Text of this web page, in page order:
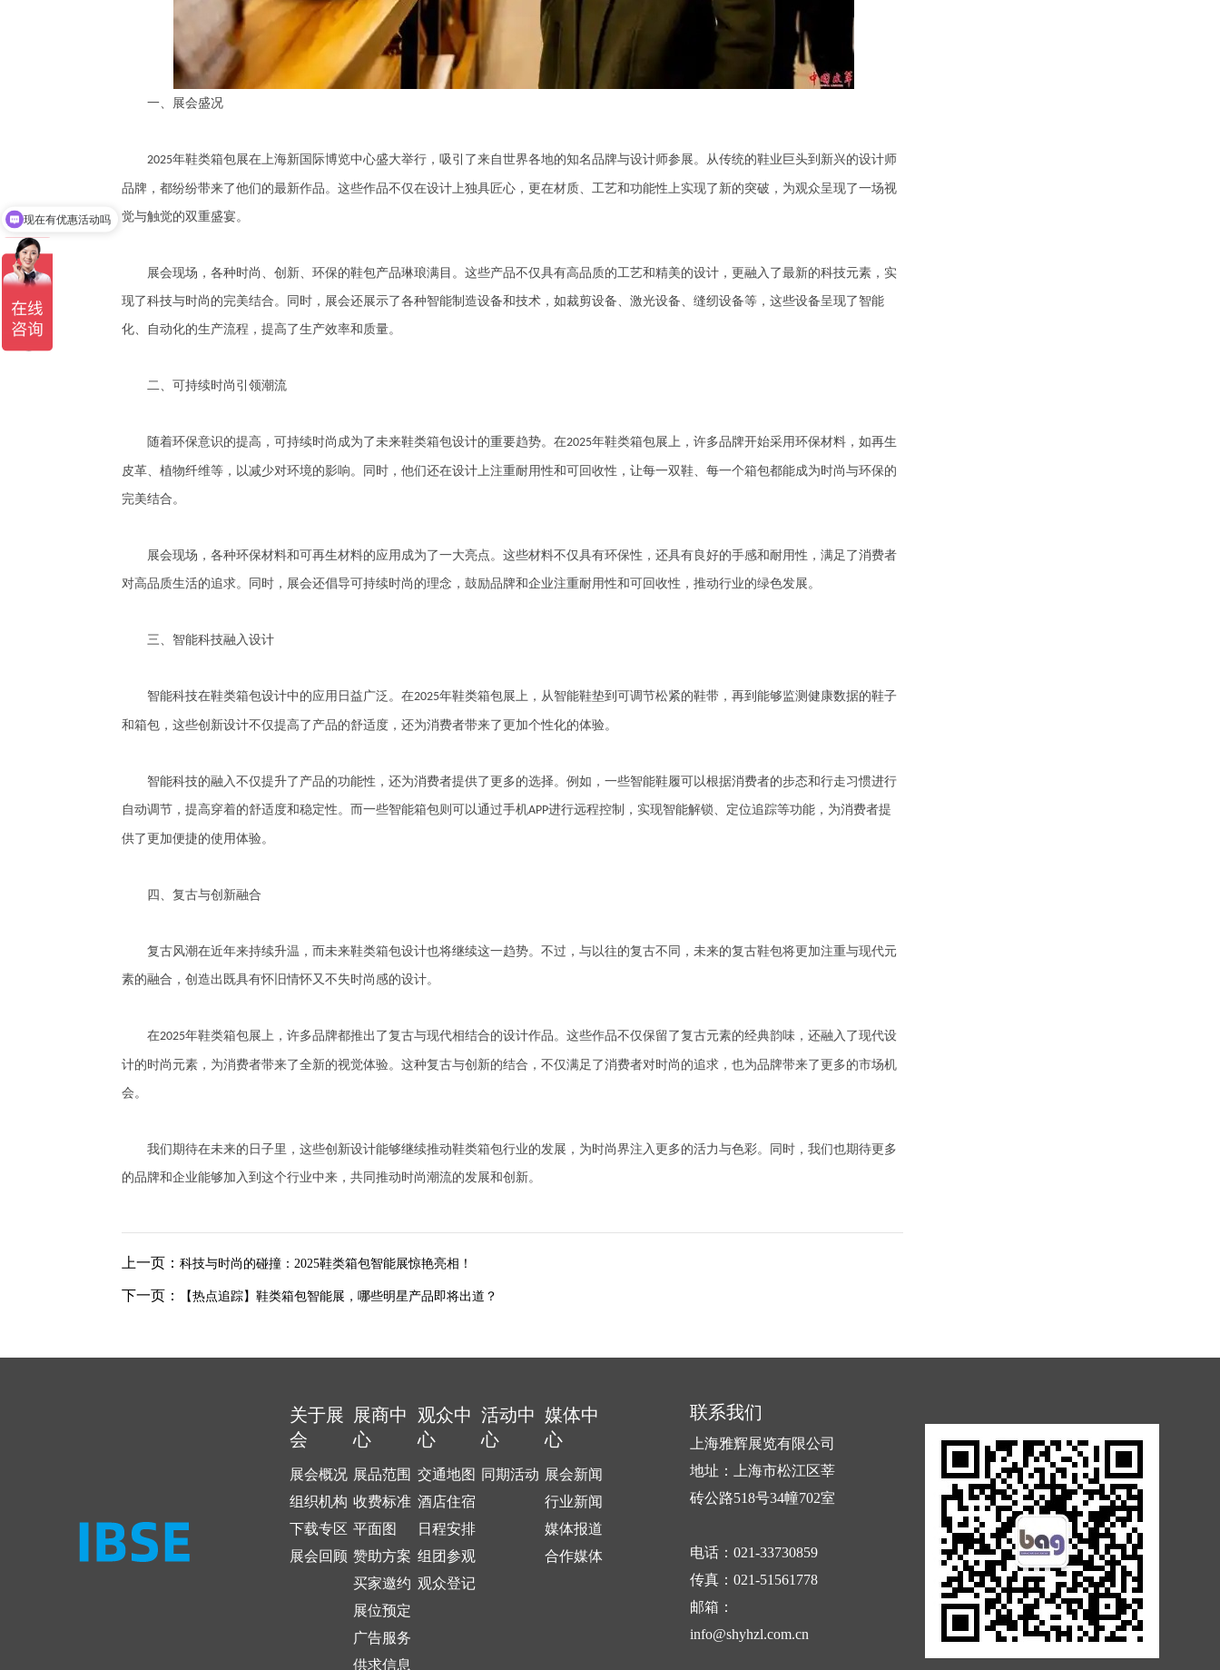
一、展会盛况
2025年鞋类箱包展在上海新国际博览中心盛大举行，吸引了来自世界各地的知名品牌与设计师参展。从传统的鞋业巨头到新兴的设计师
品牌，都纷纷带来了他们的最新作品。这些作品不仅在设计上独具匠心，更在材质、工艺和功能性上实现了新的突破，为观众呈现了一场视
觉与触觉的双重盛宴。
展会现场，各种时尚、创新、环保的鞋包产品琳琅满目。这些产品不仅具有高品质的工艺和精美的设计，更融入了最新的科技元素，实
现了科技与时尚的完美结合。同时，展会还展示了各种智能制造设备和技术，如裁剪设备、激光设备、缝纫设备等，这些设备呈现了智能
化、自动化的生产流程，提高了生产效率和质量。
二、可持续时尚引领潮流
随着环保意识的提高，可持续时尚成为了未来鞋类箱包设计的重要趋势。在2025年鞋类箱包展上，许多品牌开始采用环保材料，如再生
皮革、植物纤维等，以减少对环境的影响。同时，他们还在设计上注重耐用性和可回收性，让每一双鞋、每一个箱包都能成为时尚与环保的
完美结合。
展会现场，各种环保材料和可再生材料的应用成为了一大亮点。这些材料不仅具有环保性，还具有良好的手感和耐用性，满足了消费者
对高品质生活的追求。同时，展会还倡导可持续时尚的理念，鼓励品牌和企业注重耐用性和可回收性，推动行业的绿色发展。
三、智能科技融入设计
智能科技在鞋类箱包设计中的应用日益广泛。在2025年鞋类箱包展上，从智能鞋垫到可调节松紧的鞋带，再到能够监测健康数据的鞋子
和箱包，这些创新设计不仅提高了产品的舒适度，还为消费者带来了更加个性化的体验。
智能科技的融入不仅提升了产品的功能性，还为消费者提供了更多的选择。例如，一些智能鞋履可以根据消费者的步态和行走习惯进行
自动调节，提高穿着的舒适度和稳定性。而一些智能箱包则可以通过手机APP进行远程控制，实现智能解锁、定位追踪等功能，为消费者提
供了更加便捷的使用体验。
四、复古与创新融合
复古风潮在近年来持续升温，而未来鞋类箱包设计也将继续这一趋势。不过，与以往的复古不同，未来的复古鞋包将更加注重与现代元
素的融合，创造出既具有怀旧情怀又不失时尚感的设计。
在2025年鞋类箱包展上，许多品牌都推出了复古与现代相结合的设计作品。这些作品不仅保留了复古元素的经典韵味，还融入了现代设
计的时尚元素，为消费者带来了全新的视觉体验。这种复古与创新的结合，不仅满足了消费者对时尚的追求，也为品牌带来了更多的市场机
会。
我们期待在未来的日子里，这些创新设计能够继续推动鞋类箱包行业的发展，为时尚界注入更多的活力与色彩。同时，我们也期待更多
的品牌和企业能够加入到这个行业中来，共同推动时尚潮流的发展和创新。
上一页：科技与时尚的碰撞：2025鞋类箱包智能展惊艳亮相！
下一页： 【热点追踪】鞋类箱包智能展，哪些明星产品即将出道？
关于展
会
展会概况
组织机构
下载专区
展会回顾
展商中
心
展品范围
收费标准
平面图
赞助方案
买家邀约
展位预定
广告服务
供求信息
观众中
心
交通地图
酒店住宿
日程安排
组团参观
观众登记
活动中
心
同期活动
媒体中
心
展会新闻
行业新闻
媒体报道
合作媒体
联系我们
上海雅辉展览有限公司
地址：上海市松江区莘
砖公路518号34幢702室
电话：021-33730859
传真：021-51561778
邮箱：
info@shyhzl.com.cn
免费领取门票